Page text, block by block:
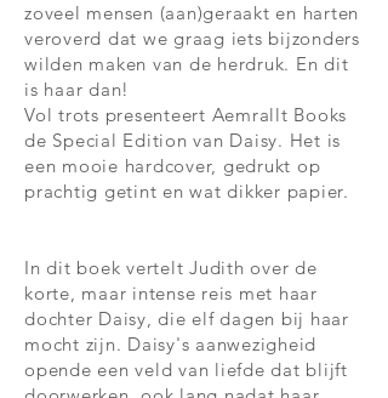
zoveel mensen (aan)geraakt en harten
veroverd dat we graag iets bijzonders
wilden maken van de herdruk. En dit
is haar dan!
Vol trots presenteert Aemrallt Books
de Special Edition van Daisy. Het is
een mooie hardcover, gedrukt op
prachtig getint en wat dikker papier.
In dit boek vertelt Judith over de
korte, maar intense reis met haar
dochter Daisy, die elf dagen bij haar
mocht zijn. Daisy's aanwezigheid
opende een veld van liefde dat blijft